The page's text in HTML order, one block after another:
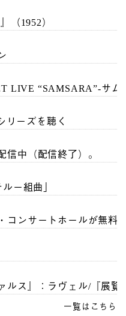
（1952）
LIVE “SAMSARA”-サ
リーズを聴く
信中（配信終了）。
ー組曲」
コンサートホールが無料
ルス』：ラヴェル/『展
一覧はこちら